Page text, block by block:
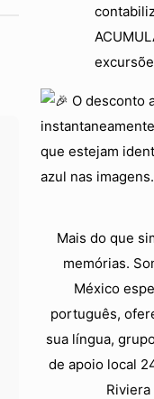
O desconto
que estejam
azul nas imagens.
Mais do que
memórias.
México
português,
sua língua,
de apoio local